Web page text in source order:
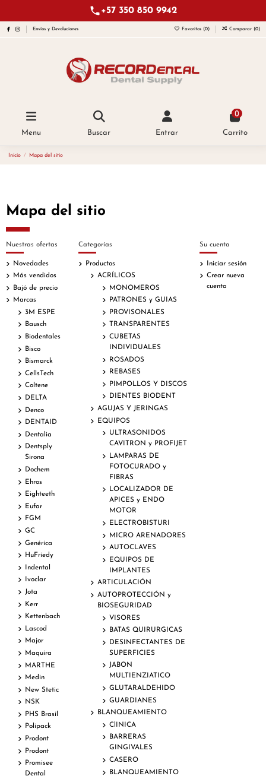
+57 350 850 9942
Envíos y Devoluciones Favoritos (0) Comparar (0)
Menu Buscar Entrar
0
Carrito
Inicio Mapa del sitio
Mapa del sitio
Nuestras ofertas
Novedades
Más vendidos
Bajó de precio
Marcas
3M ESPE
Bausch
Biodentales
Bisco
Bismarck
CellsTech
Coltene
DELTA
Denco
DENTAID
Dentalia
Dentsply
Sirona
Dochem
Ehros
Eighteeth
Eufar
FGM
GC
Genérica
HuFriedy
Indental
Ivoclar
Jota
Kerr
Kettenbach
Lascod
Major
Maquira
MARTHE
Medin
New Stetic
NSK
PHS Brasil
Polipack
Prodont
Prodont
Promisee
Dental
Categorías
Productos
ACRÍLICOS
MONOMEROS
PATRONES y GUIAS
PROVISONALES
TRANSPARENTES
CUBETAS
INDIVIDUALES
ROSADOS
REBASES
PIMPOLLOS Y DISCOS
DIENTES BIODENT
AGUJAS Y JERINGAS
EQUIPOS
ULTRASONIDOS
CAVITRON y PROFIJET
LAMPARAS DE
FOTOCURADO y
FIBRAS
LOCALIZADOR DE
APICES y ENDO
MOTOR
ELECTROBISTURI
MICRO ARENADORES
AUTOCLAVES
EQUIPOS DE
IMPLANTES
ARTICULACIÓN
AUTOPROTECCIÓN y
BIOSEGURIDAD
VISORES
BATAS QUIRURGICAS
DESINFECTANTES DE
SUPERFICIES
JABON
MULTIENZIATICO
GLUTARALDEHIDO
GUARDIANES
BLANQUEAMIENTO
ClINICA
BARRERAS
GINGIVALES
CASERO
BLANQUEAMIENTO
Su cuenta
Iniciar sesión
Crear nueva
cuenta